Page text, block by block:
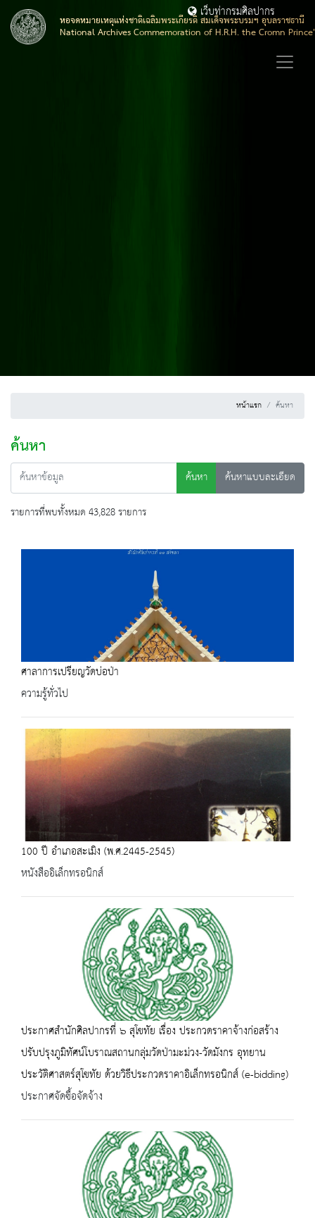
หอจดหมายเหตุแห่งชาติเฉลิมพระเกียรติ สมเด็จพระบรมฯ อุบลราชธานี
National Archives Commemoration of H.R.H. the Cromn
เว็บท่ากรมศิลปากร
หน้าแรก ค้นหา
ค้นหา
ค้นหา
ค้นหาแบบละเอียด
รายการที่พบทั้งหมด 43,828 รายการ
ศาลาการเปรียญวัดบ่อป่า
ความรู้ทั่วไป
100 ปี อำเภอสะเมิง (พ.ศ.2445-2545)
หนังสืออิเล็กทรอนิกส์
ประกาศสำนักศิลปากรที่ ๖ สุโขทัย เรื่อง ประกวดราคาจ้างก่อสร้าง
ปรับปรุงภูมิทัศน์โบราณสถานกลุ่มวัดป่ามะม่วง-วัดมังกร อุทยาน
ประวัติศาสตร์สุโขทัย ด้วยวิธีประกวดราคาอิเล็กทรอนิกส์ (e-bidding)
ประกาศจัดซื้อจัดจ้าง